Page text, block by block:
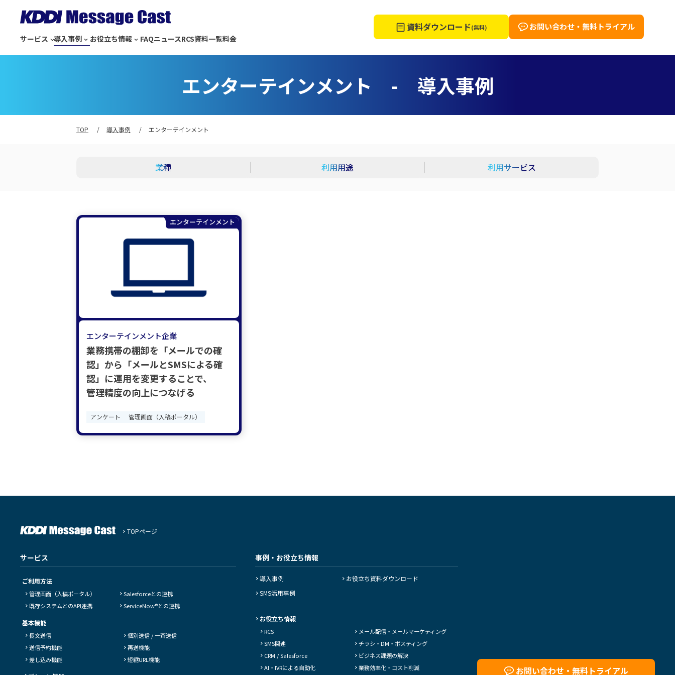
サービス 導入事例 お役立ち情報 FAQニュースRCS資料一覧料金
資料ダウンロード(無料) お問い合わせ・無料トライアル
エンターテインメント - 導入事例
TOP 導入事例 エンターテインメント
業種 利用用途 利用サービス
エンターテインメント
エンターテインメント企業
業務携帯の棚卸を「メールでの確
認」から「メールとSMSによる確
認」に運用を変更することで、
管理精度の向上につなげる
アンケート 管理画面（入稿ポータル）
TOPページ
サービス
ご利用方法
管理画面（入稿ポータル）
既存システムとのAPI連携
Salesforceとの連携
ServiceNow®との連携
基本機能
長文送信
送信予約機能
差し込み機能
個別送信 / 一斉送信
再送機能
短縮URL機能
事例・お役立ち情報
導入事例
SMS活用事例
お役立ち資料ダウンロード
お役立ち情報
RCS
SMS関連
CRM / Salesforce
AI・IVRによる自動化
メール配信・ メールマーケティング
チラシ・DM・ ポスティング
ビジネス課題の解決
業務効率化・コスト削減
お問い合わせ・無料トライアル